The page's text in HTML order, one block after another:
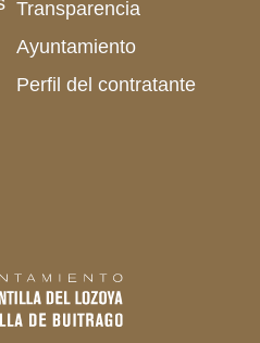
Transparencia
Ayuntamiento
Perfil del contratante